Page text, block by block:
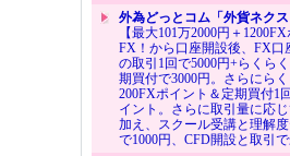
外為どっとコム「外貨ネクス
【最大101万2000円＋
FX！から口座開設後、FX口
の取引1回で5000円+らくら
期買付で3000円。さらにら
200FXポイント＆定期買付1
イント。さらに取引量に応
加え、スクール受講と理解
で1000円、CFD開設と取引で